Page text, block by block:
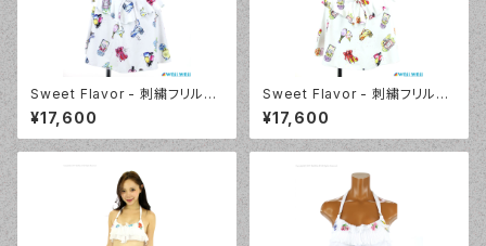
Sweet Flavor - 刺繍フリルプ
リントスカート付 3点セット（33
7020 - 80:ブルー）
¥17,600
Sweet Flavor - 刺繍フリルプ
リントスカート付 3点セット（33
7020 - 40:レッド）
¥17,600